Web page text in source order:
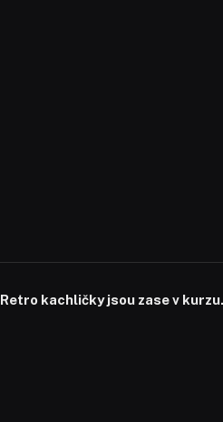
Retro kachličky jsou zase v